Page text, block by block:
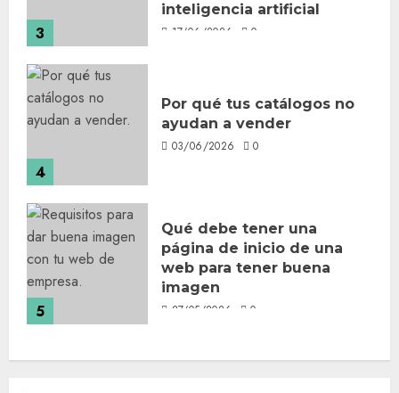
3
inteligencia artificial
17/06/2026 0
4
Por qué tus catálogos no
ayudan a vender
03/06/2026 0
5
Qué debe tener una
página de inicio de una
web para tener buena
imagen
27/05/2026 0